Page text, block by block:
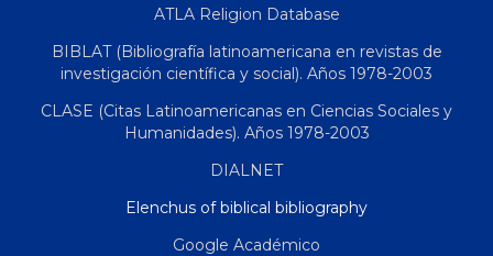
ATLA Religion Database
BIBLAT (Bibliografía latinoamericana en revistas de
investigación científica y social). Años 1978-2003
CLASE (Citas Latinoamericanas en Ciencias Sociales y
Humanidades). Años 1978-2003
DIALNET
Elenchus of biblical bibliography
Google Académico